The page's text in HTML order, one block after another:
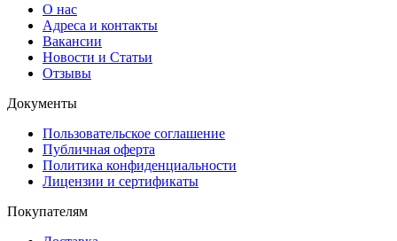
О нас
Адреса и контакты
Вакансии
Новости и Статьи
Отзывы
Документы
Пользовательское соглашение
Публичная оферта
Политика конфиденциальности
Лицензии и сертификаты
Покупателям